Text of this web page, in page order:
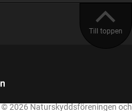
Till toppen
© 2026 Naturskyddsföreningen och